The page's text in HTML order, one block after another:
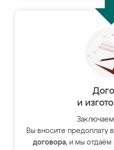
и
Вы вносите предоплату
договора, и мы отдаём